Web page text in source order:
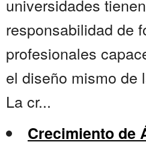
universidades
responsabilidad de
profesionales
el diseño mismo de
La cr...
Crecimiento de